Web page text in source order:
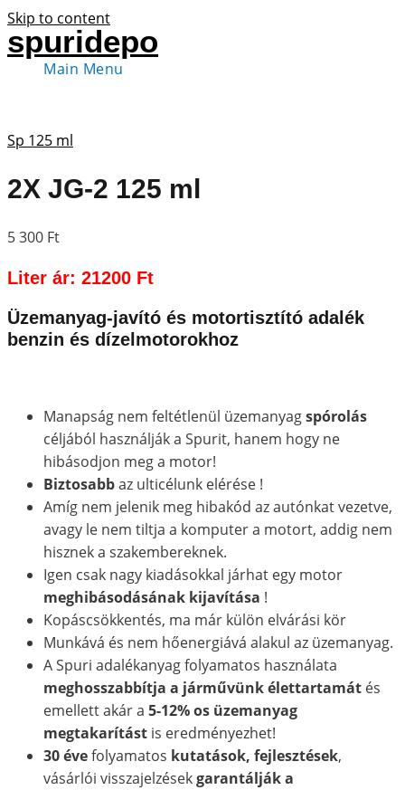
Skip to content
spuridepo
Main Menu
Sp 125 ml
2X JG-2 125 ml
5 300 Ft
Liter ár: 21200 Ft
Üzemanyag-javító és motortisztító adalék
benzin és dízelmotorokhoz
Manapság nem feltétlenül üzemanyagspórolás
céljából használják a Spurit, hanem hogy ne
hibásodjon meg a motor!
Biztosabbaz ulticélunk elérése !
Amíg nem jelenik meg hibakód az autónkat vezetve,
avagy le nem tiltja a komputer a motort, addig nem
hisznek a szakembereknek.
Igen csak nagy kiadásokkal járhat egy motor
meghibásodásának kijavítása !
Kopáscsökkentés, ma már külön elvárási kör
Munkává és nem hőenergiává alakul az üzemanyag.
A Spuri adalékanyag folyamatos használata
meghosszabbítja a járművünk élettartamát és
emellett akár a 5-12% os üzemanyag
megtakarítást is eredményezhet!
30 évefolyamatos kutatások, fejlesztések,
vásárlói visszajelzésekgarantálják a